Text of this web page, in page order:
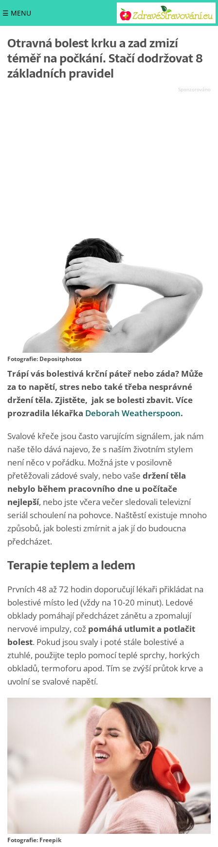
☰ MENU
Otravná bolest krku a zad zmizí
téměř na počkání. Stačí dodržovat 8
základních pravidel
Fotografie: Depositphotos
Trápí vás bolestivá krční páteř nebo záda? Může
za to napětí, stres nebo také třeba nesprávné
držení těla. Zjistěte, jak se bolesti zbavit. Více
prozradila lékařka Deborah Weatherspoon.
Svalové křeče jsou často varujícím signálem, jak nám
naše tělo dává najevo, že s naším životním stylem
není něco v pořádku. Možná jste v posilovně
přetěžovali zádové svaly, nebo vaše držení těla
nebylo během pracovního dne u počítače
nejlepší, nebo jste včera večer sledovali televizní
seriál schoulení na pohovce. Naštěstí existuje mnoho
způsobů, jak bolesti zmírnit a jak jí do budoucna
předcházet.
Terapie teplem a ledem
Prvních 48 až 72 hodin doporučují lékaři přikládat na
bolestivé místo led (vždy na 10-20 minut). Ledové
obklady pomáhají předcházet zánětu a zpomalují
nervové impulzy, což pomáhá utlumit a potlačit
bolest. Pokud jsou svaly i poté stále bolestivé a
ztuhlé, použijte teplo pomocí teplé sprchy, horkých
obkladů, termoforu apod. Tím se zvýší průtok krve a
uvolní se svalové napětí.
Fotografie: Freepik